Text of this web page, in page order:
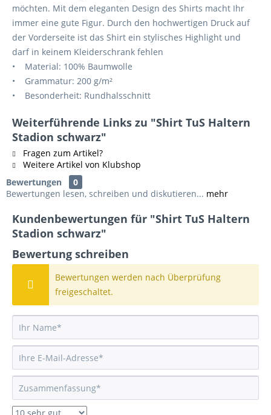
möchten. Mit dem eleganten Design des Shirts macht Ihr
immer eine gute Figur. Durch den hochwertigen Druck auf
der Vorderseite ist das Shirt ein stylisches Highlight und
darf in keinem Kleiderschrank fehlen
• Material: 100% Baumwolle
• Grammatur: 200 g/m²
• Besonderheit: Rundhalsschnitt
Weiterführende Links zu "Shirt TuS Haltern
Stadion schwarz"
Fragen zum Artikel?
Weitere Artikel von Klubshop
Bewertungen
0
Bewertungen lesen, schreiben und diskutieren... mehr
Kundenbewertungen für "Shirt TuS Haltern
Stadion schwarz"
Bewertung schreiben
Bewertungen werden nach Überprüfung
freigeschaltet.